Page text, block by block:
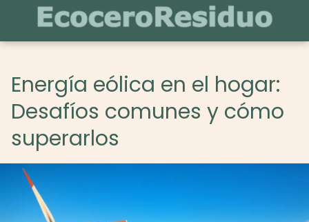
Energía eólica en el hogar:
Desafíos comunes y cómo
superarlos